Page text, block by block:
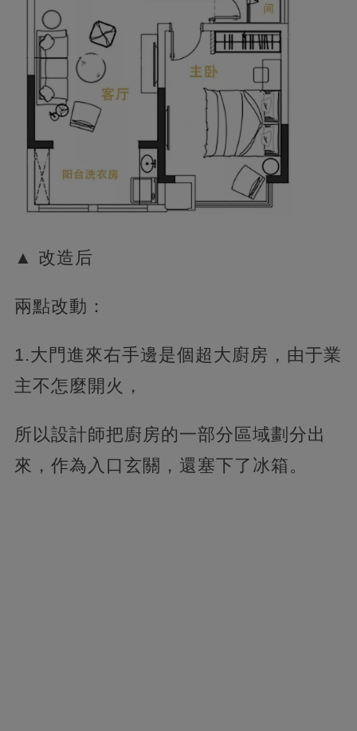
▲ 改造后
兩點改動：
1.大門進來右手邊是個超大廚房，由于業
主不怎麼開火，
所以設計師把廚房的一部分區域劃分出
來，作為入口玄關，還塞下了冰箱。